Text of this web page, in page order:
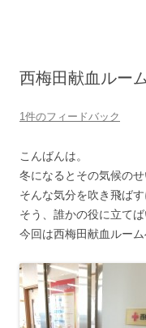
西梅田献血ルー
1件のフィードバック
こんばんは。
冬になるとその気候の
そんな気分を吹き飛ば
そう、誰かの役に立てば
今回は西梅田献血ルーム